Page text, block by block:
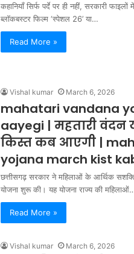
कहानियाँ सिर्फ पर्दे पर ही नहीं, सरकारी
ब्लॉकबस्टर फिल्म ‘स्पेशल 26’ या…
Read More »
Vishal kumar March 6, 2026
mahatari vandana
aayegi | महतारी वंदन
किस्त कब आएगी |
yojana march kist
छत्तीसगढ़ सरकार ने महिलाओं के आर्थिक
योजना शुरू की। यह योजना राज्य की
Read More »
Vishal kumar March 6, 2026